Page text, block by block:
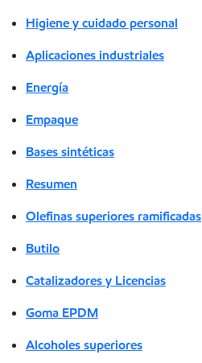
Higiene y cuidado personal
Aplicaciones industriales
Energía
Empaque
Bases sintéticas
Resumen
Olefinas superiores ramificadas
Butilo
Catalizadores y Licencias
Goma EPDM
Alcoholes superiores